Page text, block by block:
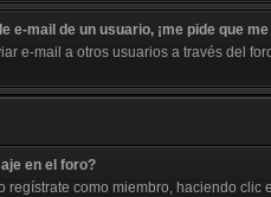
e-mail de un usuario, ¡me pide que
e-mail a otros usuarios a través del
en el foro?
regístrate como miembro, haciendo